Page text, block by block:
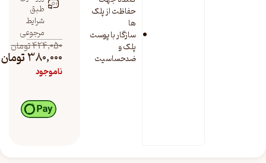
حفاظت از پلک
ها
سازگار با پوست
پلک و
ضدحساسیت
طبق
شرایط
مرجوعی
424,050تومان
380,000تومان
ناموجود